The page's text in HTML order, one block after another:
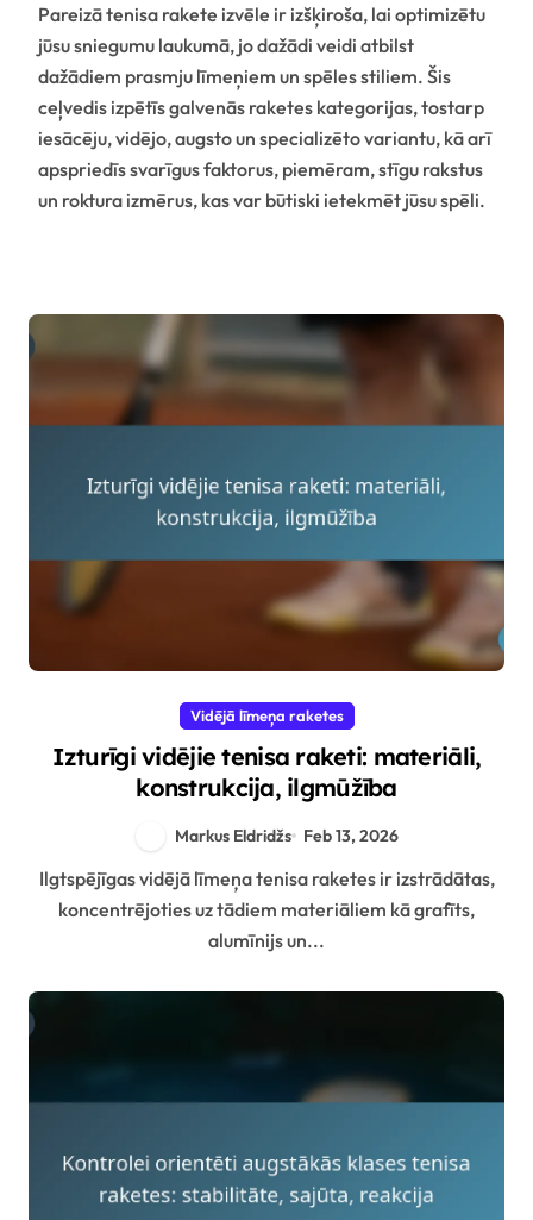
Pareizā tenisa rakete izvēle ir izšķiroša, lai optimizētu
jūsu sniegumu laukumā, jo dažādi veidi atbilst
dažādiem prasmju līmeņiem un spēles stiliem. Šis
ceļvedis izpētīs galvenās raketes kategorijas, tostarp
iesācēju, vidējo, augsto un specializēto variantu, kā arī
apspriedīs svarīgus faktorus, piemēram, stīgu rakstus
un roktura izmērus, kas var būtiski ietekmēt jūsu spēli.
Vidējā līmeņa raketes
Izturīgi vidējie tenisa raketi: materiāli,
konstrukcija, ilgmūžība
Markus Eldridžs Feb 13, 2026
Ilgtspējīgas vidējā līmeņa tenisa raketes ir izstrādātas,
koncentrējoties uz tādiem materiāliem kā grafīts,
alumīnijs un...